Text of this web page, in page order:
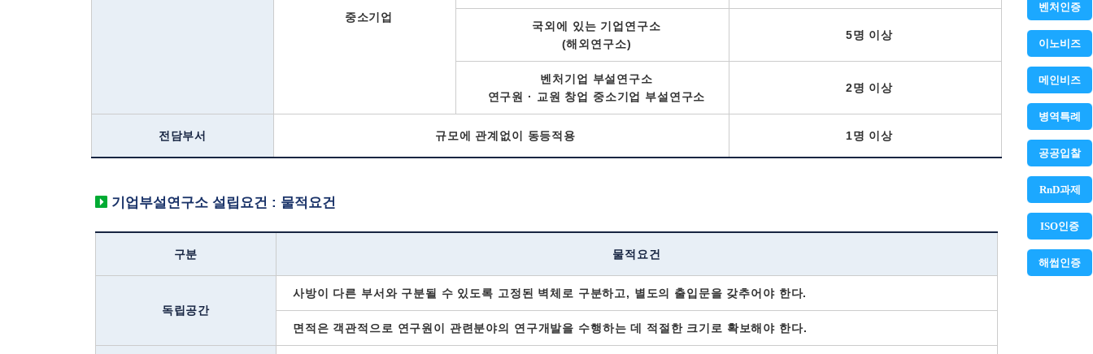
벤처인증
이노비즈
메인비즈
병역특례
공공입찰
RnD과제
ISO인증
해썹인증
중소기업
국외에 있는 기업연구소
(해외연구소)
5명 이상
벤처기업 부설연구소
연구원 · 교원 창업 중소기업 부설연구소
2명 이상
전담부서 규모에 관계없이 동등적용 1명 이상
기업부설연구소 설립요건 : 물적요건
구분 물적요건
독립공간
사방이 다른 부서와 구분될 수 있도록 고정된 벽체로 구분하고, 별도의 출입문을 갖추어야 한다.
면적은 객관적으로 연구원이 관련분야의 연구개발을 수행하는 데 적절한 크기로 확보해야 한다.